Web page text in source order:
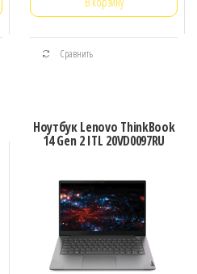
Сравнить
Ноутбук Lenovo ThinkBook
14 Gen 2 ITL 20VD0097RU